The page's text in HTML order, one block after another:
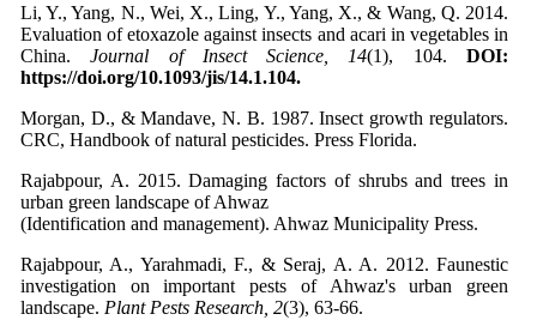
Li, Y., Yang, N., Wei, X., Ling, Y., Yang, X., & Wang, Q. 2014.
Evaluation of etoxazole against insects and acari in vegetables in
China.Journal of Insect Science, 14(1), 104.DOI:
https://doi.org/10.1093/jis/14.1.104.
Morgan, D., & Mandave, N. B. 1987. Insect growth regulators.
CRC, Handbook of natural pesticides. Press Florida.
Rajabpour, A. 2015. Damaging factors of shrubs and trees in
urban green landscape of Ahwaz
(Identification and management). Ahwaz Municipality Press.
Rajabpour, A., Yarahmadi, F., & Seraj, A. A. 2012. Faunestic
investigation on important pests of Ahwaz's urban green
landscape. Plant Pests Research, 2(3), 63-66.